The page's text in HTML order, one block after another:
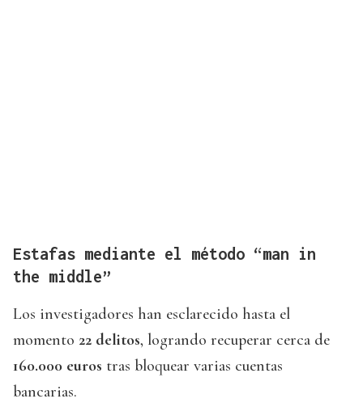
Estafas mediante el método “man in
the middle”
Los investigadores han esclarecido hasta el
momento 22 delitos, logrando recuperar cerca de
160.000 euros tras bloquear varias cuentas
bancarias.